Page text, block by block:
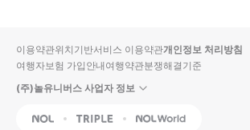
입니
다.
순
상
이용약관위치기반서비스 이용약관개인정보 처리방침
여행자보험 가입안내여행약관분쟁해결기준
(주)놀유니버스 사업자 정보
NOL Triple Interpark Global